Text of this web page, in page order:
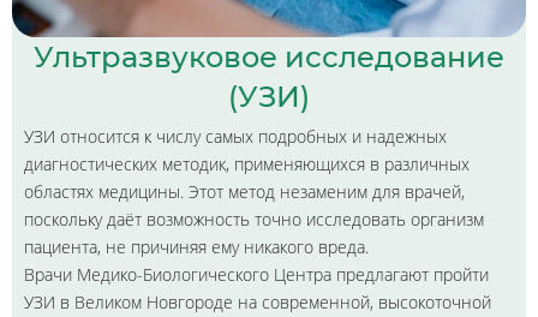
Ультразвуковое исследование
(УЗИ)
УЗИ относится к числу самых подробных и надежных
диагностических методик, применяющихся в различных
областях медицины. Этот метод незаменим для врачей,
поскольку даёт возможность точно исследовать организм
пациента, не причиняя ему никакого вреда.
Врачи Медико-Биологического Центра предлагают пройти
УЗИ в Великом Новгороде на современной, высокоточной